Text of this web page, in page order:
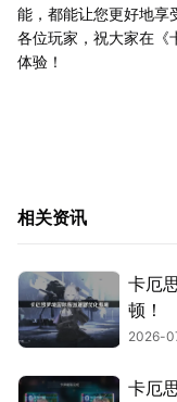
能，都能让您更好地享
各位玩家，祝大家在《
体验！
相关资讯
卡厄
顿！
2026-
卡厄